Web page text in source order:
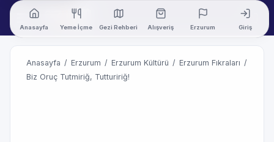
Anasayfa Yeme İçme Gezi Rehberi Alışveriş Erzurum Giriş
Anasayfa / Erzurum / Erzurum Kültürü / Erzurum Fıkraları /
Biz Oruç Tutmiriğ, Tuttuririğ!